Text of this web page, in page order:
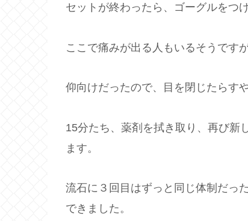
セットが終わったら、ゴーグルをつ
ここで痛みが出る人もいるそうです
仰向けだったので、目を閉じたらす
15分たち、薬剤を拭き取り、再び新
ます。
流石に３回目はずっと同じ体制だっ
できました。